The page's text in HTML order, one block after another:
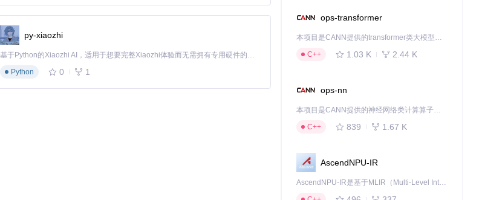
py-xiaozhi
基于Python的Xiaozhi AI，适用于想要完整Xiaozhi体验而无需拥有专用硬件的用户。
Python
0 1
ops-transformer
本项目是CANN提供的transformer类大模型算子库，实现网络在NPU上加速计算。
C++
1.03 K 2.44 K
ops-nn
本项目是CANN提供的神经网络类计算算子库，实现网络在NPU上加速计算。
C++
839 1.67 K
AscendNPU-IR
AscendNPU-IR是基于MLIR（Multi-Level Intermediate Representation）构建的，面向昇腾亲和算子编译时使用的中间表示，提供昇腾完备表达能力，通过编译优化提升昇腾AI处理器计算效率，支持通过生态框架使能昇腾AI处理器与深度调优